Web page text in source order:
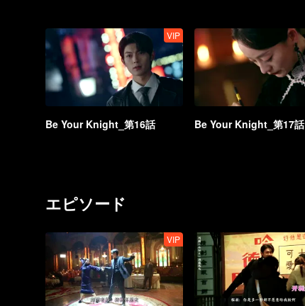
VIP
Be Your Knight_第16話 Be Your Knight_第17話
エピソード
VIP